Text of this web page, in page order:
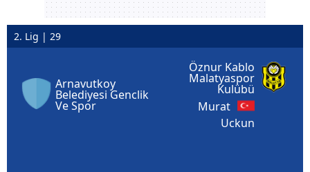
2. Lig | 29
Arnavutkoy
Belediyesi Genclik
Ve Spor
Öznur Kablo
Malatyaspor
Kulübü
Murat
Uckun